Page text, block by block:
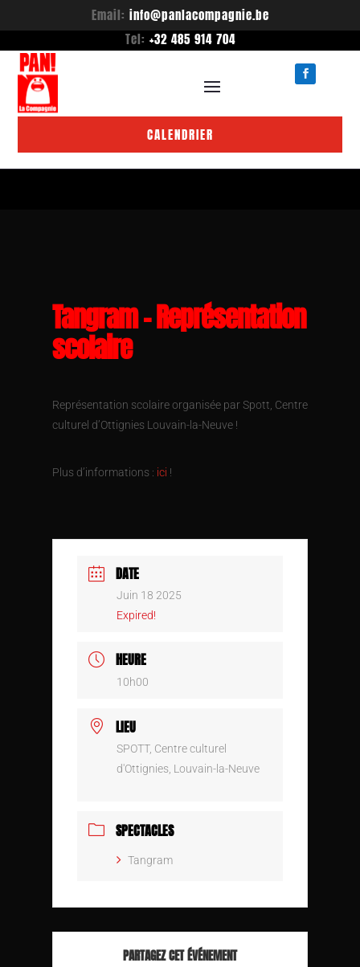
Email: info@panlacompagnie.be
Tel: +32 485 914 704
CALENDRIER
Tangram – Représentation
scolaire
Représentation scolaire organisée par Spott, Centre
culturel d’Ottignies Louvain-la-Neuve !
Plus d’informations : ici !
DATE
Juin 18 2025
Expired!
HEURE
10h00
LIEU
SPOTT, Centre culturel
d'Ottignies, Louvain-la-Neuve
SPECTACLES
Tangram
PARTAGEZ CET ÉVÉNEMENT